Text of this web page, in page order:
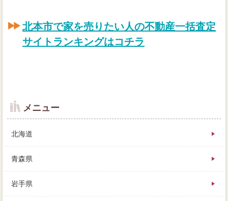
北本市で家を売りたい人の不動産一括査定
サイトランキングはコチラ
メニュー
北海道
青森県
岩手県